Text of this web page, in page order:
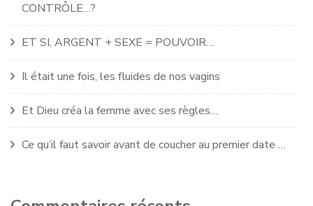
CONTRÔLE…?
ET SI, ARGENT + SEXE = POUVOIR…
Il était une fois, les fluides de nos vagins
Et Dieu créa la femme avec ses règles…
Ce qu’il faut savoir avant de coucher au premier date …